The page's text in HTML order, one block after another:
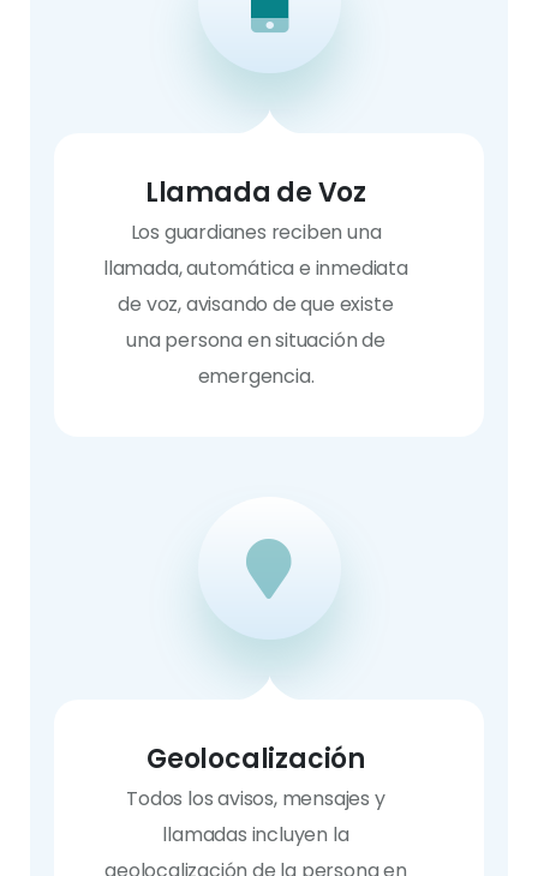
Llamada de Voz
Los guardianes reciben una
llamada, automática e inmediata
de voz, avisando de que existe
una persona en situación de
emergencia.
Geolocalización
Todos los avisos, mensajes y
llamadas incluyen la